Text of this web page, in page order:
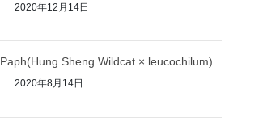
2020年12月14日
Paph(Hung Sheng Wildcat × leucochilum)
2020年8月14日